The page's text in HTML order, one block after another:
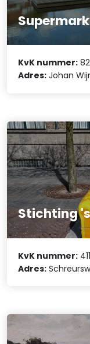
KvK nummer:
Adres: Johan
Stichting
KvK nummer:
Adres: